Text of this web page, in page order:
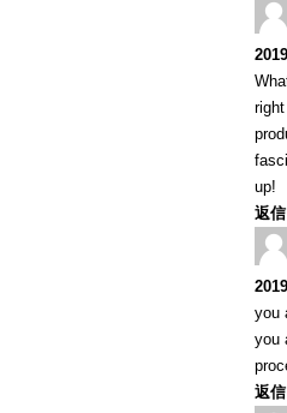
up!
返信
you
you
返信